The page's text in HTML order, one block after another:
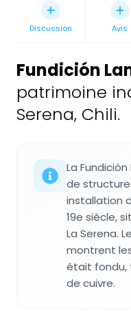
Discussion Avis
Fundición
patrimoine
Serena, Chili.
La
de
installation
19e siècle,
La Serena.
montrent
était fondu,
de cuivre.